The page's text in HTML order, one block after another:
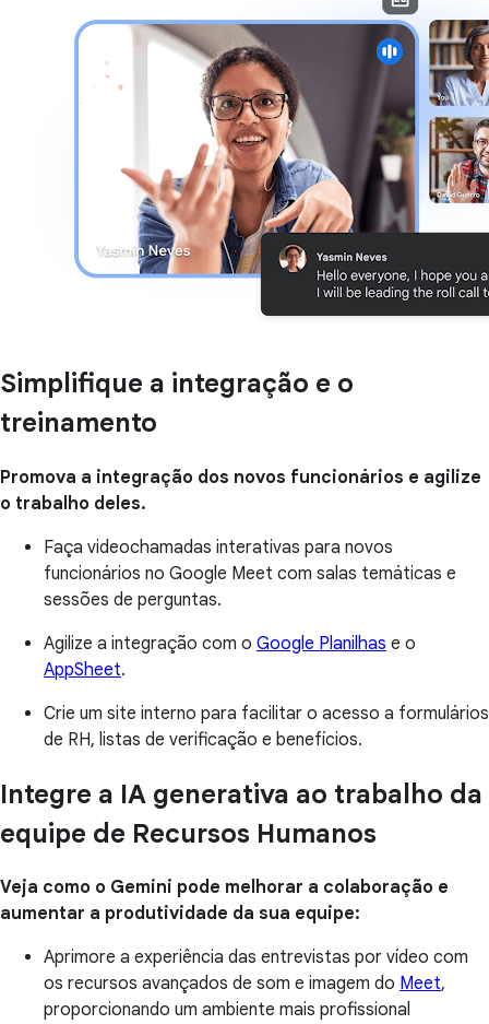
Simplifique a integração e o
treinamento
Promova a integração dos novos funcionários e agilize
o trabalho deles.
Faça videochamadas interativas para novos
funcionários no Google Meet com salas temáticas e
sessões de perguntas.
Agilize a integração com o Google Planilhas e o
AppSheet.
Crie um site interno para facilitar o acesso a formulários
de RH, listas de verificação e benefícios.
Integre a IA generativa ao trabalho da
equipe de Recursos Humanos
Veja como o Gemini pode melhorar a colaboração e
aumentar a produtividade da sua equipe:
Aprimore a experiência das entrevistas por vídeo com
os recursos avançados de som e imagem do Meet,
proporcionando um ambiente mais profissional